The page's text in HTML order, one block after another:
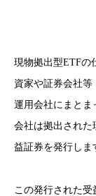
現物拠出型ETFの
資家や証券会社等
運用会社にまとま
会社は拠出された
益証券を発行しま
この発行された